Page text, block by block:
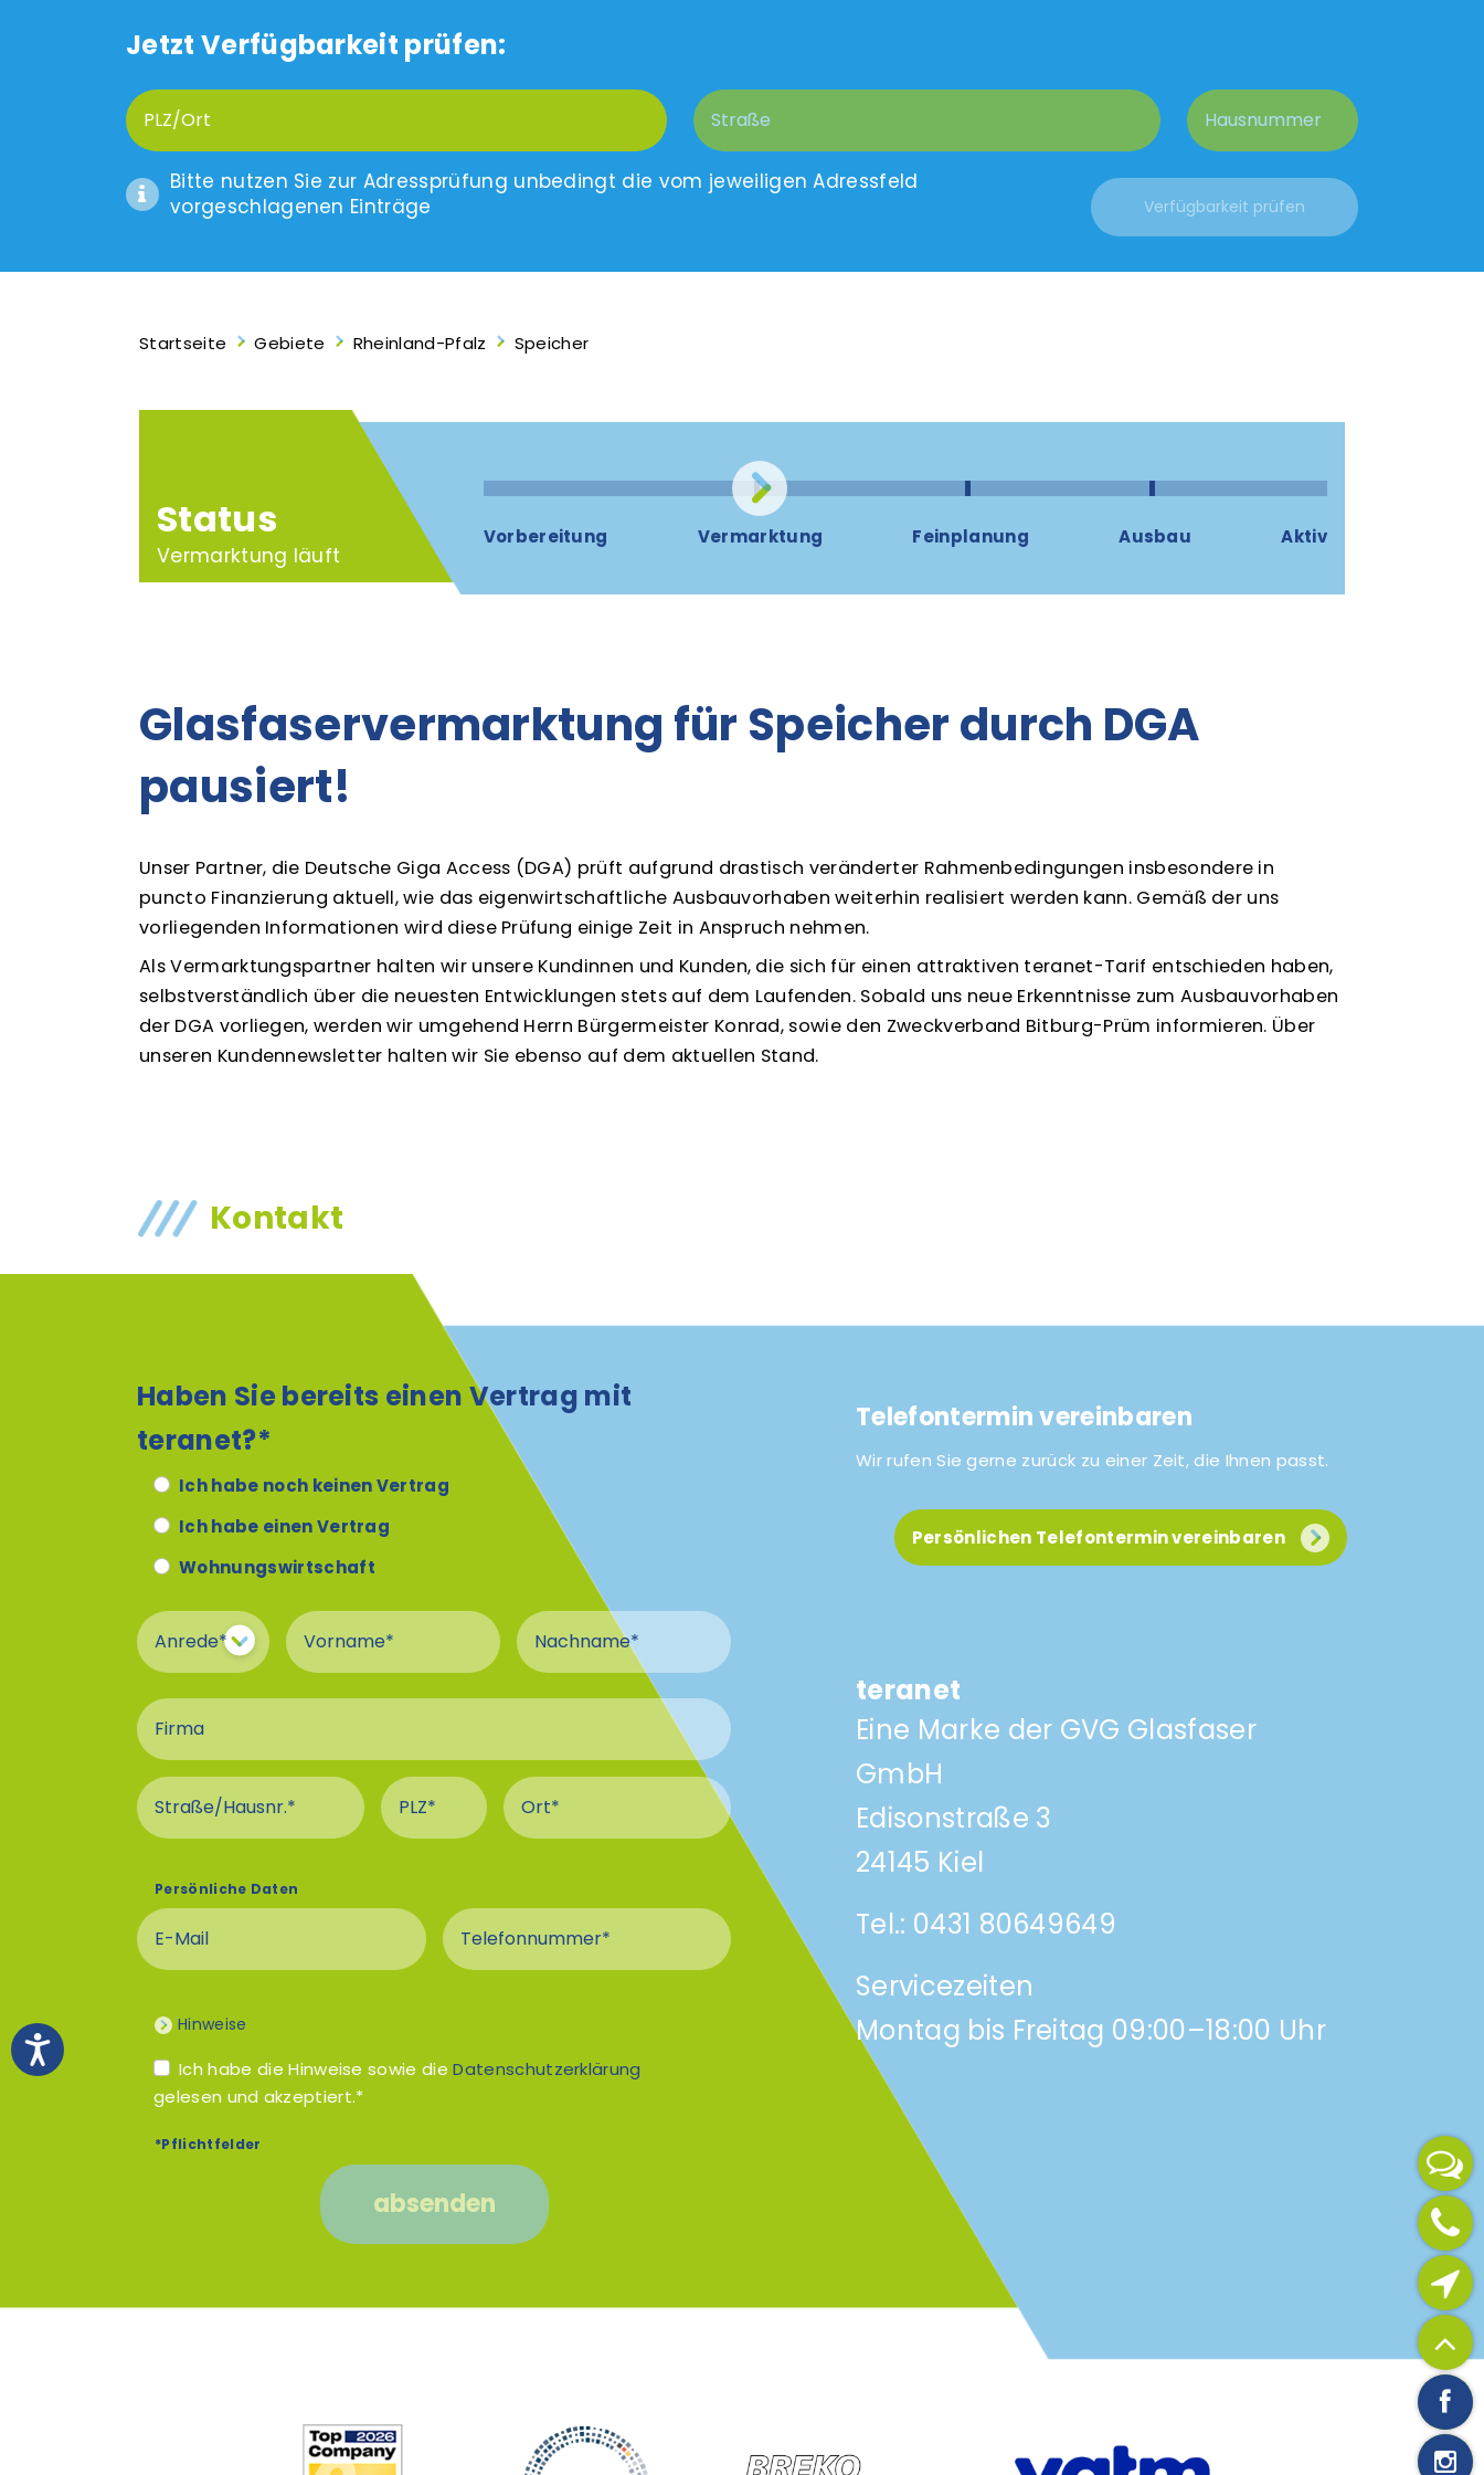
Jetzt Verfügbarkeit prüfen:
Bitte nutzen Sie zur Adressprüfung unbedingt die vom jeweiligen Adressfeld
vorgeschlagenen Einträge
Startseite Gebiete Rheinland-Pfalz Speicher
Status
Vermarktung läuft
Vorbereitung Vermarktung Feinplanung Ausbau Aktiv
Glasfaservermarktung für Speicher durch DGA
pausiert!
Unser Partner, die Deutsche Giga Access (DGA) prüft aufgrund drastisch veränderter Rahmenbedingungen insbesondere in
puncto Finanzierung aktuell, wie das eigenwirtschaftliche Ausbauvorhaben weiterhin realisiert werden kann. Gemäß der uns
vorliegenden Informationen wird diese Prüfung einige Zeit in Anspruch nehmen.
Als Vermarktungspartner halten wir unsere Kundinnen und Kunden, die sich für einen attraktiven teranet-Tarif entschieden haben,
selbstverständlich über die neuesten Entwicklungen stets auf dem Laufenden. Sobald uns neue Erkenntnisse zum Ausbauvorhaben
der DGA vorliegen, werden wir umgehend Herrn Bürgermeister Konrad, sowie den Zweckverband Bitburg-Prüm informieren. Über
unseren Kundennewsletter halten wir Sie ebenso auf dem aktuellen Stand.
Kontakt
Haben Sie bereits einen Vertrag mit
teranet?*
Ich habe noch keinen Vertrag
Ich habe einen Vertrag
Wohnungswirtschaft
Anrede Vorname Nachname
Firma
Straße und Hausnummer Anschluss
PLZ AnschlussOrt Anschluss
Persönliche Daten
E-Mail Telefonnummer
Hinweise
Ich habe die Hinweise sowie dieDatenschutzerklärung
gelesen und akzeptiert.*
*Pflichtfelder
absenden
Telefontermin vereinbaren
Wir rufen Sie gerne zurück zu einer Zeit, die Ihnen passt.
Persönlichen Telefontermin vereinbaren
teranet
Eine Marke der GVG Glasfaser
GmbH
Edisonstraße 3
24145 Kiel
Tel.: 0431 80649649
Servicezeiten
Montag bis Freitag 09:00–18:00 Uhr